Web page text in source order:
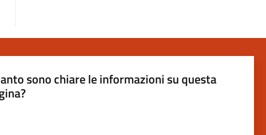
sono chiare le informazioni su questa